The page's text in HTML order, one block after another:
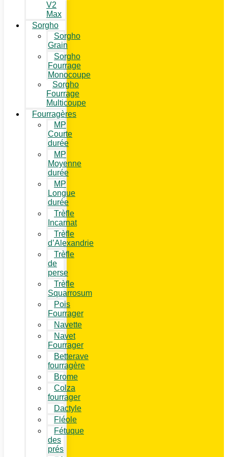
V2
Max
Sorgho
Sorgho
Grain
Sorgho
Fourrage
Monocoupe
Sorgho
Fourrage
Multicoupe
Fourragères
MP
Courte
durée
MP
Moyenne
durée
MP
Longue
durée
Trèfle
Incarnat
Trèfle
d’Alexandrie
Trèfle
de
perse
Trèfle
Squarrosum
Pois
Fourrager
Navette
Navet
Fourrager
Betterave
fourragère
Brome
Colza
fourrager
Dactyle
Fléole
Fétuque
des
prés